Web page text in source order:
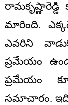
మారింది.
ఎవ‌రిని
ప్ర‌మేయం
ప్ర‌మేయం
స‌మాచారం.